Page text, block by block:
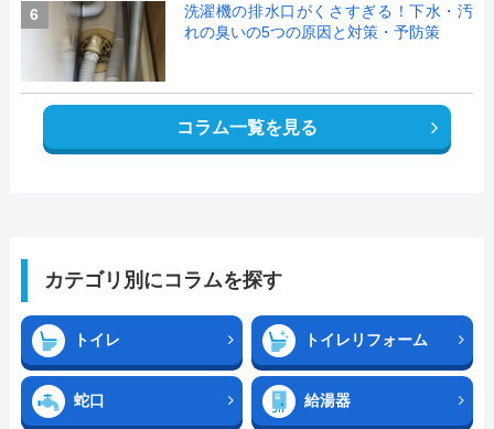
6
洗濯機の排水口がくさすぎる！下水・汚
れの臭いの5つの原因と対策・予防策
コラム一覧を見る
カテゴリ別にコラムを探す
トイレ トイレリフォーム
蛇口 給湯器